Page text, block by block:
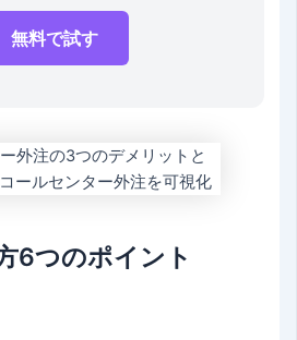
無料で試す
6つのポイント